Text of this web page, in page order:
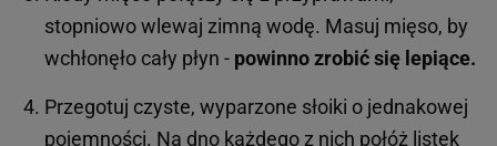
stopniowo wlewaj zimną wodę. Masuj mięso, by
wchłonęło cały płyn - powinno zrobić się lepiące.
Przegotuj czyste, wyparzone słoiki o jednakowej
pojemności. Na dno każdego z nich połóż listek